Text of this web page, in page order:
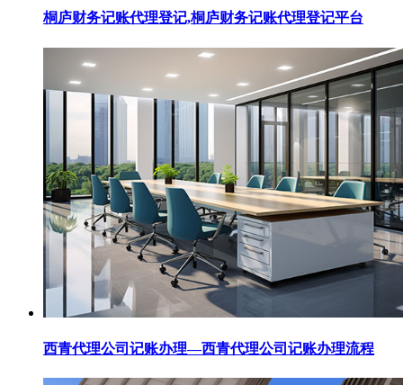
桐庐财务记账代理登记,桐庐财务记账代理登记平台
西青代理公司记账办理—西青代理公司记账办理流程